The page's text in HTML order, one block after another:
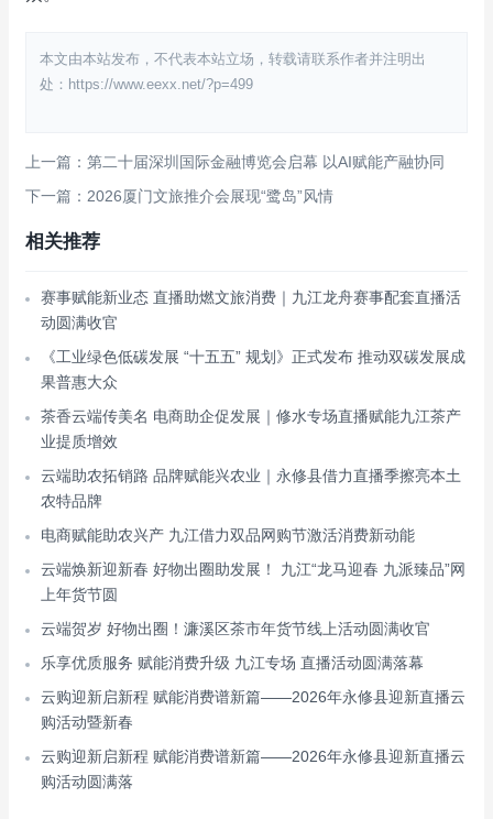
本文由本站发布，不代表本站立场，转载请联系作者并注明出
处：https://www.eexx.net/?p=499
上一篇：第二十届深圳国际金融博览会启幕 以AI赋能产融协同
下一篇：2026厦门文旅推介会展现“鹭岛”风情
相关推荐
赛事赋能新业态 直播助燃文旅消费｜九江龙舟赛事配套直播活
动圆满收官
《工业绿色低碳发展 “十五五” 规划》正式发布 推动双碳发展成
果普惠大众
茶香云端传美名 电商助企促发展｜修水专场直播赋能九江茶产
业提质增效
云端助农拓销路 品牌赋能兴农业｜永修县借力直播季擦亮本土
农特品牌
电商赋能助农兴产 九江借力双品网购节激活消费新动能
云端焕新迎新春 好物出圈助发展！ 九江“龙马迎春 九派臻品”网
上年货节圆
云端贺岁 好物出圈！濂溪区茶市年货节线上活动圆满收官
乐享优质服务 赋能消费升级 九江专场 直播活动圆满落幕
云购迎新启新程 赋能消费谱新篇——2026年永修县迎新直播云
购活动暨新春
云购迎新启新程 赋能消费谱新篇——2026年永修县迎新直播云
购活动圆满落